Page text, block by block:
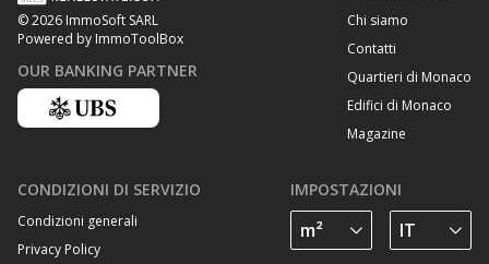
© 2026 ImmoSoft SARL
Powered by ImmoToolBox
OUR BANKING PARTNER
Chi siamo
Contatti
Quartieri di Monaco
Edifici di Monaco
Magazine
CONDIZIONI DI SERVIZIO
Condizioni generali
Privacy Policy
IMPOSTAZIONI